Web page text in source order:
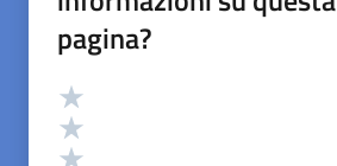
pagina?
Valutazione